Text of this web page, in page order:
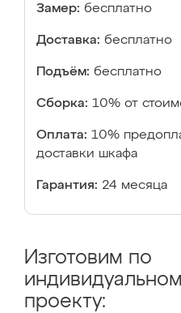
Замер: бесплатно
Доставка: бесплатно
Подъём: бесплатно
Сборка: 10% от
Оплата: 10%
доставки шкафа
Гарантия: 24 месяца
Изготовим по
проекту: